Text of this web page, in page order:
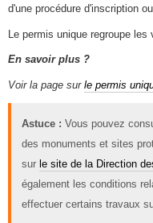
d'une procédure d'inscription
Le permis unique regroupe les
En savoir plus ?
Voir la page sur le permis
Astuce : Vous pouvez
des monuments et sites
sur le site de la Direction
également les conditions
effectuer certains travaux